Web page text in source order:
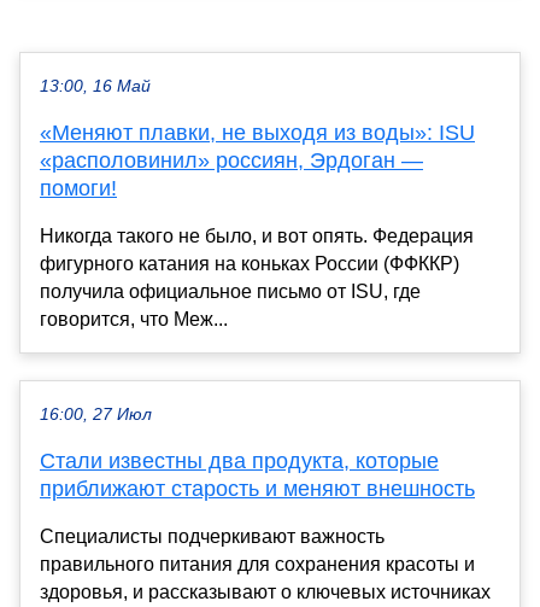
13:00, 16 Май
«Меняют плавки, не выходя из воды»: ISU
«располовинил» россиян, Эрдоган —
помоги!
Никогда такого не было, и вот опять. Федерация
фигурного катания на коньках России (ФФККР)
получила официальное письмо от ISU, где
говорится, что Меж...
16:00, 27 Июл
Стали известны два продукта, которые
приближают старость и меняют внешность
Специалисты подчеркивают важность
правильного питания для сохранения красоты и
здоровья, и рассказывают о ключевых источниках